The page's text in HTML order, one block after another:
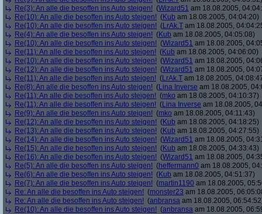
Re(3): An alle die besoffen ins Auto steigen! (Wizard51 am 18.08.2005,
Re(10): An alle die besoffen ins Auto steigen! (Kub am 18.08.2005, 04:04:20)
Re(10): An alle die besoffen ins Auto steigen! (LrAk.T am 18.08.2005,
Re(4): An alle die besoffen ins Auto steigen! (Kub am 18.08.2005, 04:05:08)
Re(10): An alle die besoffen ins Auto steigen! (Wizard51 am 18.08.2005,
Re(11): An alle die besoffen ins Auto steigen! (Kub am 18.08.2005, 04:06:00)
Re(10): An alle die besoffen ins Auto steigen! (Wizard51 am 18.08.2005,
Re(12): An alle die besoffen ins Auto steigen! (Wizard51 am 18.08.2005,
Re(11): An alle die besoffen ins Auto steigen! (LrAk.T am 18.08.2005,
Re(8): An alle die besoffen ins Auto steigen! (Lina Inverse am 18.08.2005,
Re(11): An alle die besoffen ins Auto steigen! (mko am 18.08.2005, 04:10:37)
Re(11): An alle die besoffen ins Auto steigen! (Lina Inverse am 18.08.2005,
Re(9): An alle die besoffen ins Auto steigen! (mko am 18.08.2005, 04:11:43)
Re(12): An alle die besoffen ins Auto steigen! (Kub am 18.08.2005, 04:18:25)
Re(13): An alle die besoffen ins Auto steigen! (Kub am 18.08.2005, 04:27:55)
Re(14): An alle die besoffen ins Auto steigen! (Wizard51 am 18.08.2005,
Re(15): An alle die besoffen ins Auto steigen! (Kub am 18.08.2005, 04:33:43)
Re(16): An alle die besoffen ins Auto steigen! (Wizard51 am 18.08.2005,
Re(5): An alle die besoffen ins Auto steigen! (heffermann0 am 18.08.2005,
Re(6): An alle die besoffen ins Auto steigen! (Kub am 18.08.2005, 04:51:37)
Re(7): An alle die besoffen ins Auto steigen! (martin1190 am 18.08.2005,
Re: An alle die besoffen ins Auto steigen! (monster23 am 18.08.2005,
Re: An alle die besoffen ins Auto steigen! (anbransa am 18.08.2005,
Re(10): An alle die besoffen ins Auto steigen! (anbransa am 18.08.2005,